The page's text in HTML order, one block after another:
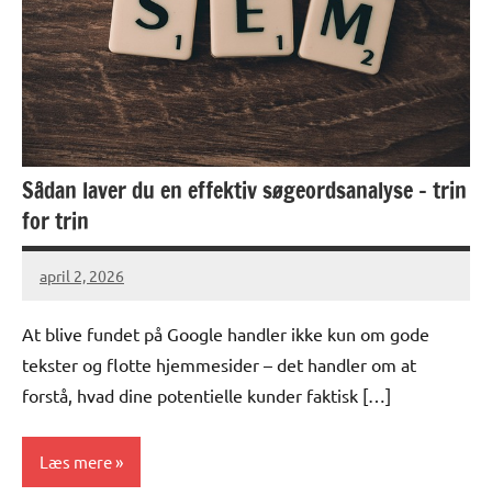
Sådan laver du en effektiv søgeordsanalyse – trin
for trin
april 2, 2026
At blive fundet på Google handler ikke kun om gode
tekster og flotte hjemmesider – det handler om at
forstå, hvad dine potentielle kunder faktisk […]
Læs mere